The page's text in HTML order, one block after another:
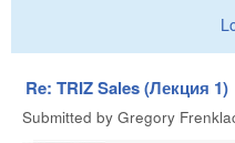
Re: TRIZ Sales (Лекция 1)
Submitted by Gregory